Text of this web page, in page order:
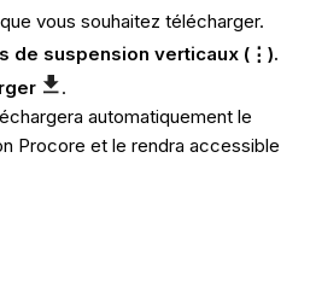
vous souhaitez télécharger.
de suspension verticaux (⋮).
.
automatiquement le
Procore et le rendra accessible